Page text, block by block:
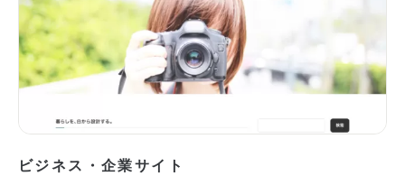
ビジネス・企業サイト